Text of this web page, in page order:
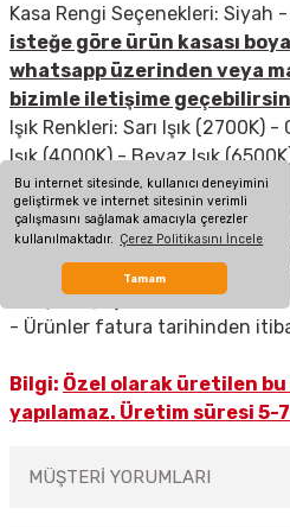
Bu internet sitesinde, kullanıcı deneyimini
geliştirmek ve internet sitesinin verimli
çalışmasını sağlamak amacıyla çerezler
kullanılmaktadır. Çerez Politikasını İncele
Tamam
Kasa Rengi Seçenekleri: Siyah
isteğe göre ürün kasası
whatsapp üzerinden veya
bizimle iletişime
Işık Renkleri: Sarı Işık (2700K)
Işık (4000K) - Beyaz Işık
- Bu ürün istenilen RAL kodu
müşterilerimizin istediği
yapılabilir.Bunun için
iletişime geçebilirsiniz.
- Ürünler fatura tarihinden
Bilgi: Özel olarak üretilen
yapılamaz. Üretim süresi 5-
MÜŞTERİ YORUMLARI